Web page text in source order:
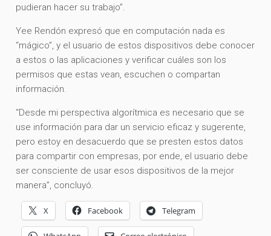
pudieran hacer su trabajo”.
Yee Rendón expresó que en computación nada es
“mágico”, y el usuario de estos dispositivos debe conocer
a estos o las aplicaciones y verificar cuáles son los
permisos que estas vean, escuchen o compartan
información.
“Desde mi perspectiva algorítmica es necesario que se
use información para dar un servicio eficaz y sugerente,
pero estoy en desacuerdo que se presten estos datos
para compartir con empresas, por ende, el usuario debe
ser consciente de usar esos dispositivos de la mejor
manera”, concluyó.
X Facebook Telegram